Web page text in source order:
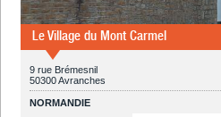
Le Village du Mont Carmel
9 rue Brémesnil
50300 Avranches
NORMANDIE